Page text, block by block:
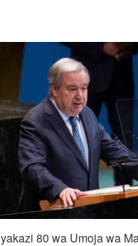
80 wa Umoja wa